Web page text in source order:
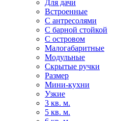
Для дачи
Встроенные
С антресолями
С барной стойкой
С островом
Малогабаритные
Модульные
Скрытые ручки
Размер
Мини-кухни
Узкие
3 кв. м.
5 кв. м.